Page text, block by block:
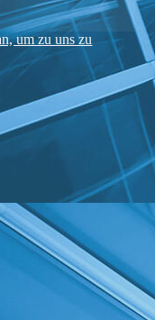
um zu uns zu